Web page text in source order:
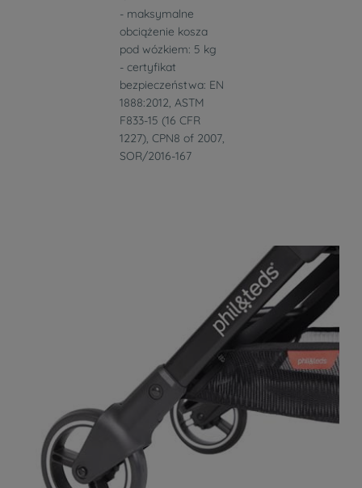
- maksymalne
obciążenie kosza
pod wózkiem: 5 kg
- certyfikat
bezpieczeństwa: EN
1888:2012, ASTM
F833-15 (16 CFR
1227), CPN8 of 2007,
SOR/2016-167